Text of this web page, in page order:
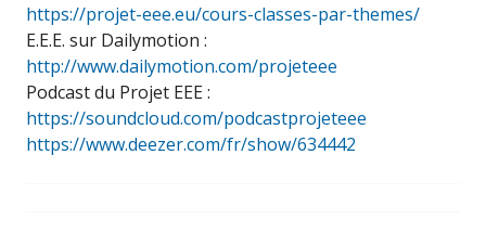
https://projet-eee.eu/cours-classes-par-themes/
E.E.E. sur Dailymotion :
http://www.dailymotion.com/projeteee
Podcast du Projet EEE :
https://soundcloud.com/podcastprojeteee
https://www.deezer.com/fr/show/634442